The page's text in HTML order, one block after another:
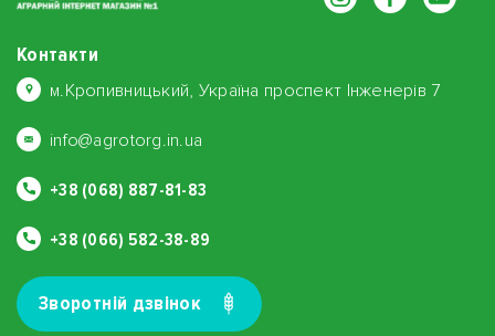
Контакти
м.Кропивницький, Україна проспект Інженерів 7
info@agrotorg.in.ua
+38 (068) 887-81-83
+38 (066) 582-38-89
Зворотнiй дзвiнок